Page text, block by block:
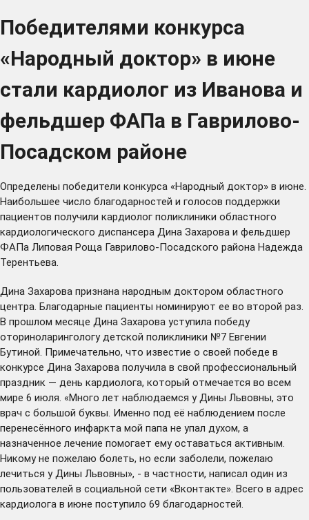
Победителями конкурса
«Народный доктор» в июне
стали кардиолог из Иванова и
фельдшер ФАПа в Гаврилово-
Посадском районе
Определены победители конкурса «Народный доктор» в июне.
Наибольшее число благодарностей и голосов поддержки
пациентов получили кардиолог поликлиники областного
кардиологического диспансера Дина Захарова и фельдшер
ФАПа Липовая Роща Гаврилово-Посадского района Надежда
Терентьева.
Дина Захарова признана народным доктором областного
центра. Благодарные пациенты номинируют ее во второй раз.
В прошлом месяце Дина Захарова уступила победу
оториноларингологу детской поликлиники №7 Евгении
Бутиной. Примечательно, что известие о своей победе в
конкурсе Дина Захарова получила в свой профессиональный
праздник — день кардиолога, который отмечается во всем
мире 6 июля. «Много лет наблюдаемся у Дины Львовны, это
врач с большой буквы. Именно под её наблюдением после
перенесённого инфаркта мой папа не упал духом, а
назначенное лечение помогает ему оставаться активным.
Никому не пожелаю болеть, но если заболели, пожелаю
лечиться у Дины Львовны», - в частности, написал один из
пользователей в социальной сети «Вконтакте». Всего в адрес
кардиолога в июне поступило 69 благодарностей.